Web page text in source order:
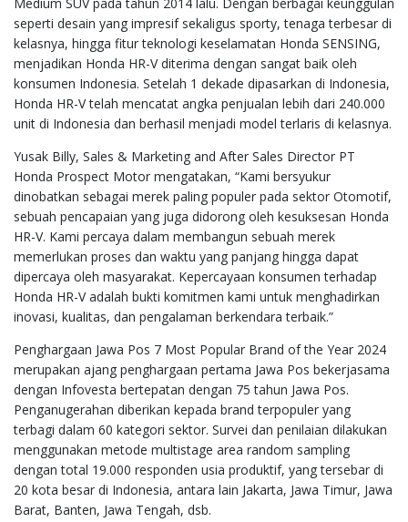
seperti desain yang impresif sekaligus sporty, tenaga terbesar di
kelasnya, hingga fitur teknologi keselamatan Honda SENSING,
menjadikan Honda HR-V diterima dengan sangat baik oleh
konsumen Indonesia. Setelah 1 dekade dipasarkan di Indonesia,
Honda HR-V telah mencatat angka penjualan lebih dari 240.000
unit di Indonesia dan berhasil menjadi model terlaris di kelasnya.
Yusak Billy, Sales & Marketing and After Sales Director PT
Honda Prospect Motor mengatakan, “Kami bersyukur
dinobatkan sebagai merek paling populer pada sektor Otomotif,
sebuah pencapaian yang juga didorong oleh kesuksesan Honda
HR-V. Kami percaya dalam membangun sebuah merek
memerlukan proses dan waktu yang panjang hingga dapat
dipercaya oleh masyarakat. Kepercayaan konsumen terhadap
Honda HR-V adalah bukti komitmen kami untuk menghadirkan
inovasi, kualitas, dan pengalaman berkendara terbaik.”
Penghargaan Jawa Pos 7 Most Popular Brand of the Year 2024
merupakan ajang penghargaan pertama Jawa Pos bekerjasama
dengan Infovesta bertepatan dengan 75 tahun Jawa Pos.
Penganugerahan diberikan kepada brand terpopuler yang
terbagi dalam 60 kategori sektor. Survei dan penilaian dilakukan
menggunakan metode multistage area random sampling
dengan total 19.000 responden usia produktif, yang tersebar di
20 kota besar di Indonesia, antara lain Jakarta, Jawa Timur, Jawa
Barat, Banten, Jawa Tengah, dsb.